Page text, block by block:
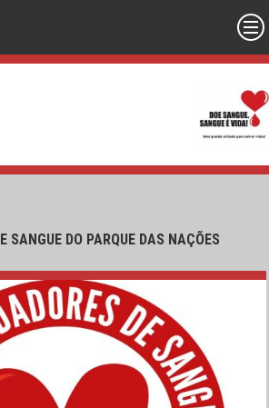
SANGUE DO PARQUE DAS NAÇÕES